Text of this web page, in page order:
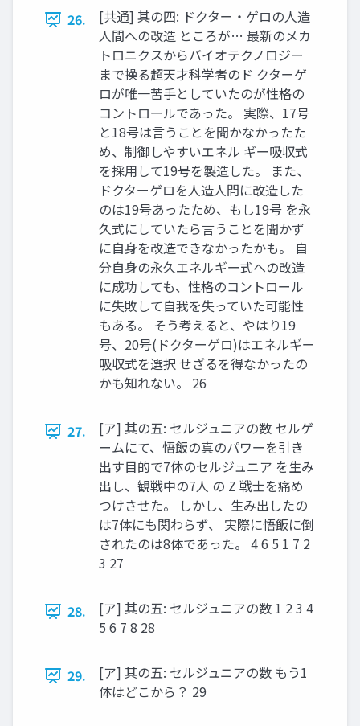
26.
[共通] 其の四: ドクター・ゲロの人造
人間への改造 ところが… 最新のメカ
トロニクスからバイオテクノロジー
まで操る超天才科学者のド クターゲ
ロが唯一苦手としていたのが性格の
コントロールであった。 実際、17号
と18号は言うことを聞かなかったた
め、制御しやすいエネル ギー吸収式
を採用して19号を製造した。 また、
ドクターゲロを人造人間に改造した
のは19号あったため、もし19号 を永
久式にしていたら言うことを聞かず
に自身を改造できなかったかも。 自
分自身の永久エネルギー式への改造
に成功しても、性格のコントロール
に失敗して自我を失っていた可能性
もある。 そう考えると、やはり19
号、20号(ドクターゲロ)はエネルギー
吸収式を選択 せざるを得なかったの
かも知れない。 26
27.
[ア] 其の五: セルジュニアの数 セルゲ
ームにて、悟飯の真のパワーを引き
出す目的で7体のセルジュニア を生み
出し、観戦中の7人 の Z 戦士を痛め
つけさせた。 しかし、生み出したの
は7体にも関わらず、 実際に悟飯に倒
されたのは8体であった。 4 6 5 1 7 2
3 27
28.
[ア] 其の五: セルジュニアの数 1 2 3 4
5 6 7 8 28
29.
[ア] 其の五: セルジュニアの数 もう1
体はどこから？ 29